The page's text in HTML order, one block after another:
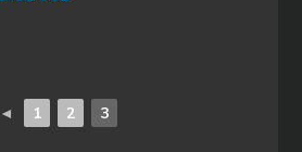
◄ 1 2 3